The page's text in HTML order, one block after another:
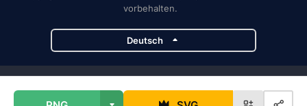
vorbehalten.
Deutsch